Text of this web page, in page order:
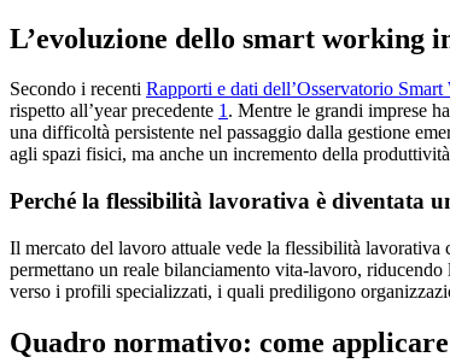
L’evoluzione dello smart working
Secondo i recenti Rapporti e dati dell’Osservatorio
rispetto all’year precedente 1. Mentre le grandi imprese
una difficoltà persistente nel passaggio dalla gestione
agli spazi fisici, ma anche un incremento della
Perché la flessibilità lavorativa è diventata
Il mercato del lavoro attuale vede la flessibilità
permettano un reale bilanciamento vita-lavoro,
verso i profili specializzati, i quali prediligono
Quadro normativo: come